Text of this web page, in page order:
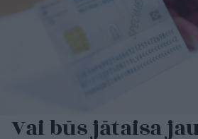
Vai būs jātaisa